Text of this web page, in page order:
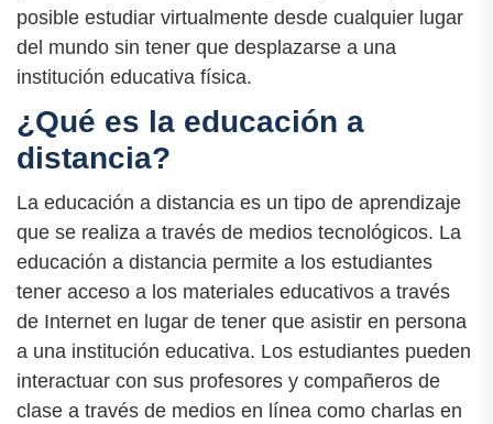
posible estudiar virtualmente desde cualquier lugar
del mundo sin tener que desplazarse a una
institución educativa física.
¿Qué es la educación a
distancia?
La educación a distancia es un tipo de aprendizaje
que se realiza a través de medios tecnológicos. La
educación a distancia permite a los estudiantes
tener acceso a los materiales educativos a través
de Internet en lugar de tener que asistir en persona
a una institución educativa. Los estudiantes pueden
interactuar con sus profesores y compañeros de
clase a través de medios en línea como charlas en